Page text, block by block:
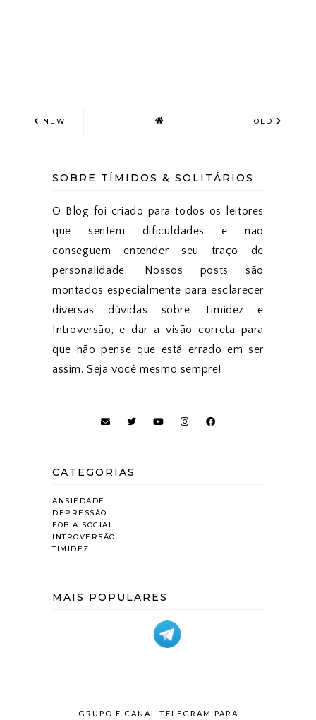
NEW OLD
SOBRE TÍMIDOS & SOLITÁRIOS
O Blog foi criado para todos os leitores
que sentem dificuldades e não
conseguem entender seu traço de
personalidade. Nossos posts são
montados especialmente para esclarecer
diversas dúvidas sobre Timidez e
Introversão, e dar a visão correta para
que não pense que está errado em ser
assim. Seja você mesmo sempre!
CATEGORIAS
ANSIEDADE
DEPRESSÃO
FOBIA SOCIAL
INTROVERSÃO
TIMIDEZ
MAIS POPULARES
GRUPO E CANAL TELEGRAM PARA